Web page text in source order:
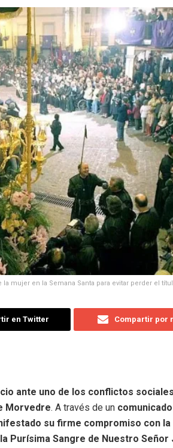
mujer en la Semana Santa para evitar perder el
en Twitter Compartir por
ante uno de los conflictos
Morvedre. A través de un
su firme compromiso con la
Purísima Sangre de Nuestro